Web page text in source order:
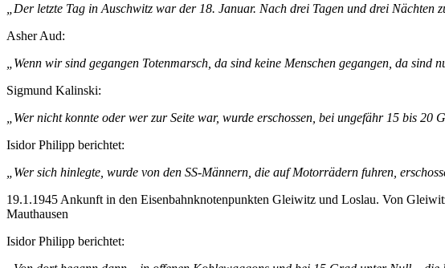
„Der letzte Tag in Auschwitz war der 18. Januar. Nach drei Tagen und drei
Asher Aud:
„Wenn wir sind gegangen Totenmarsch, da sind keine Menschen gegangen, da sind
Sigmund Kalinski:
„Wer nicht konnte oder wer zur Seite war, wurde erschossen, bei ungefähr 15 bis 20
Isidor Philipp berichtet:
„Wer sich hinlegte, wurde von den SS-Männern, die auf Motorrädern fuhren,
19.1.1945 Ankunft in den Eisenbahnknotenpunkten Gleiwitz und Loslau. Von
Mauthausen
Isidor Philipp berichtet: